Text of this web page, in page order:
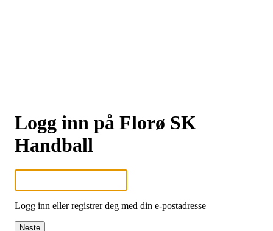
Logg inn på Florø SK
Handball
Logg inn eller registrer deg med din e-postadresse
Neste